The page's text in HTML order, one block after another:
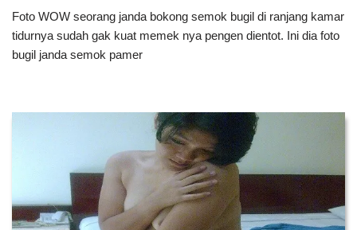
Foto WOW seorang janda bokong semok bugil di ranjang kamar
tidurnya sudah gak kuat memek nya pengen dientot. Ini dia foto
bugil janda semok pamer